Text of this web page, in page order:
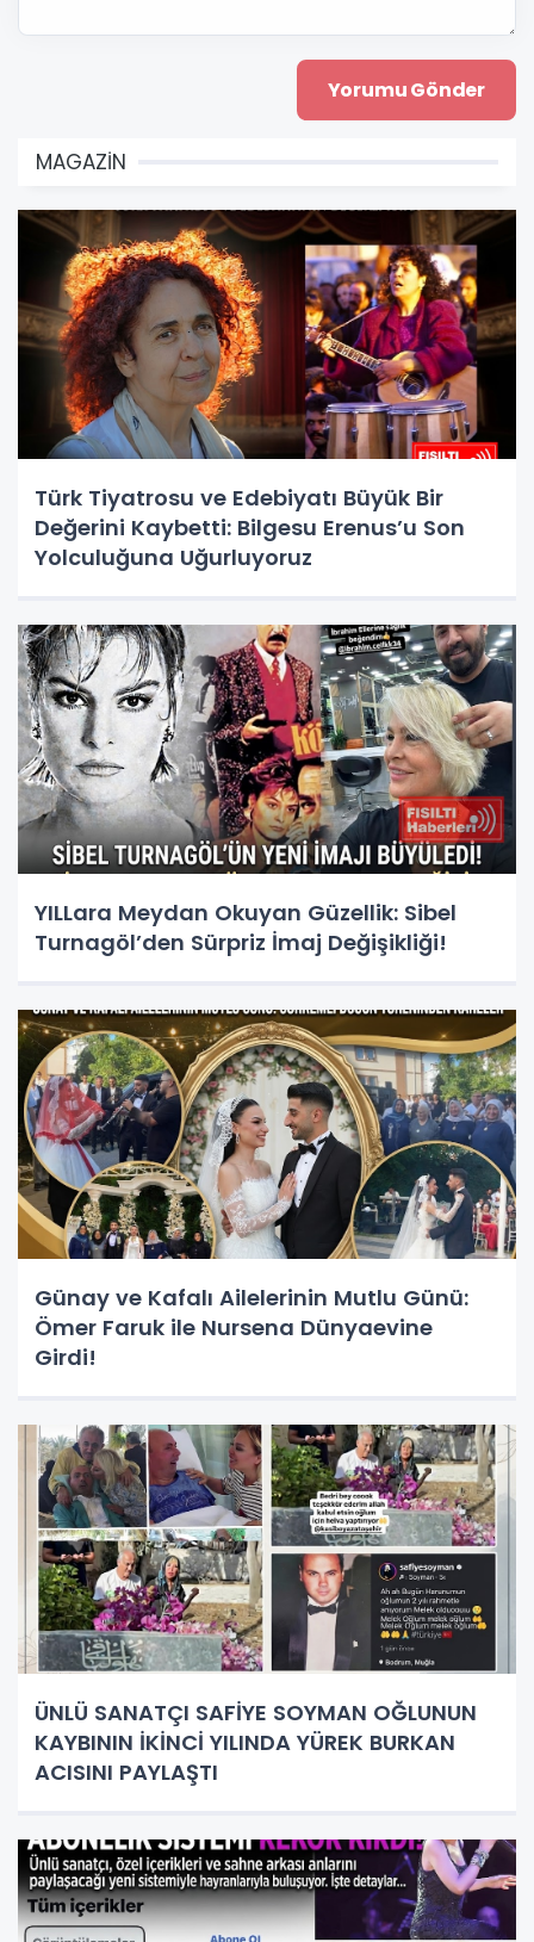
MAGAZİN
Türk Tiyatrosu ve Edebiyatı Büyük Bir
Değerini Kaybetti: Bilgesu Erenus’u Son
Yolculuğuna Uğurluyoruz
YILLara Meydan Okuyan Güzellik: Sibel
Turnagöl’den Sürpriz İmaj Değişikliği!
Günay ve Kafalı Ailelerinin Mutlu Günü:
Ömer Faruk ile Nursena Dünyaevine
Girdi!
ÜNLÜ SANATÇI SAFİYE SOYMAN OĞLUNUN
KAYBININ İKİNCİ YILINDA YÜREK BURKAN
ACISINI PAYLAŞTI